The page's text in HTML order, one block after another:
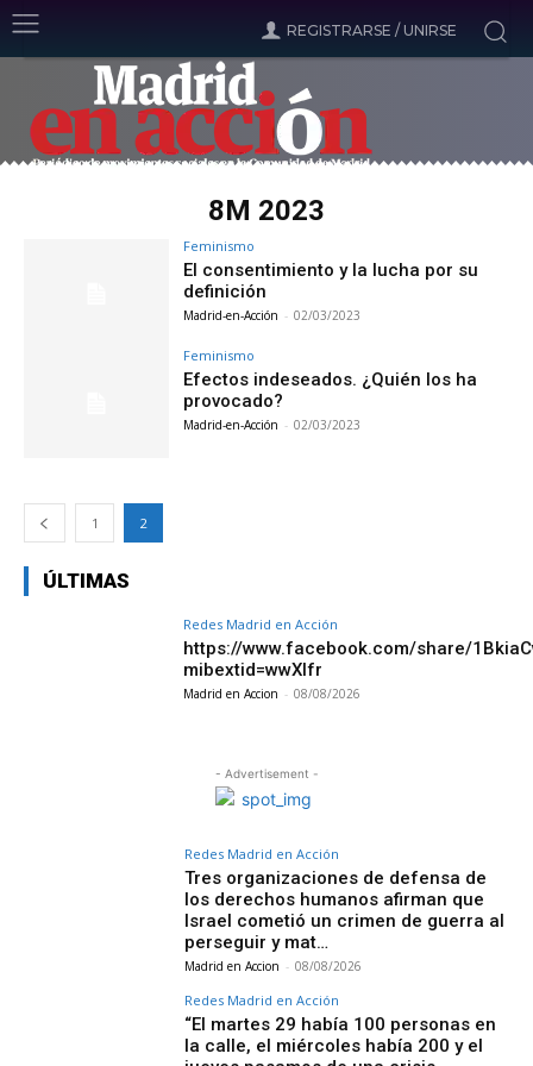
REGISTRARSE / UNIRSE
8M 2023
Feminismo
El consentimiento y la lucha por su
definición
Madrid-en-Acción - 02/03/2023
Feminismo
Efectos indeseados. ¿Quién los ha
provocado?
Madrid-en-Acción - 02/03/2023
1 2
ÚLTIMAS
Redes Madrid en Acción
https://www.facebook.com/share/
mibextid=wwXIfr
Madrid en Accion - 08/08/2026
- Advertisement -
Redes Madrid en Acción
Tres organizaciones de defensa de
los derechos humanos afirman que
Israel cometió un crimen de guerra al
perseguir y mat…
Madrid en Accion - 08/08/2026
Redes Madrid en Acción
“El martes 29 había 100 personas en
la calle, el miércoles había 200 y el